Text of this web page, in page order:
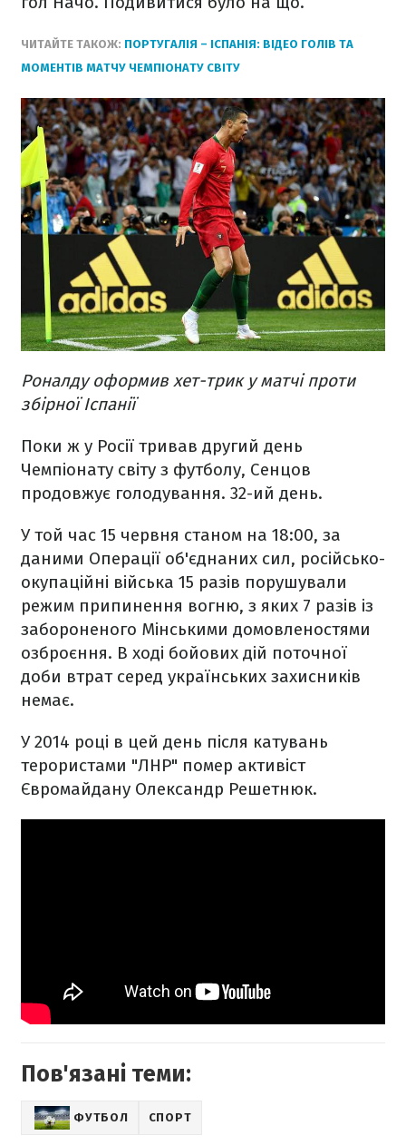
ЧИТАЙТЕ ТАКОЖ: ПОРТУГАЛІЯ – ІСПАНІЯ: ВІДЕО ГОЛІВ ТА
МОМЕНТІВ МАТЧУ ЧЕМПІОНАТУ СВІТУ
Роналду оформив хет-трик у матчі проти
збірної Іспанії
Поки ж у Росії тривав другий день
Чемпіонату світу з футболу, Сенцов
продовжує голодування. 32-ий день.
У той час 15 червня станом на 18:00, за
даними Операції об'єднаних сил, російсько-
окупаційні війська 15 разів порушували
режим припинення вогню, з яких 7 разів із
забороненого Мінськими домовленостями
озброєння. В ході бойових дій поточної
доби втрат серед українських захисників
немає.
У 2014 році в цей день після катувань
терористами "ЛНР" помер активіст
Євромайдану Олександр Решетнюк.
Пов'язані теми:
ФУТБОЛ СПОРТ